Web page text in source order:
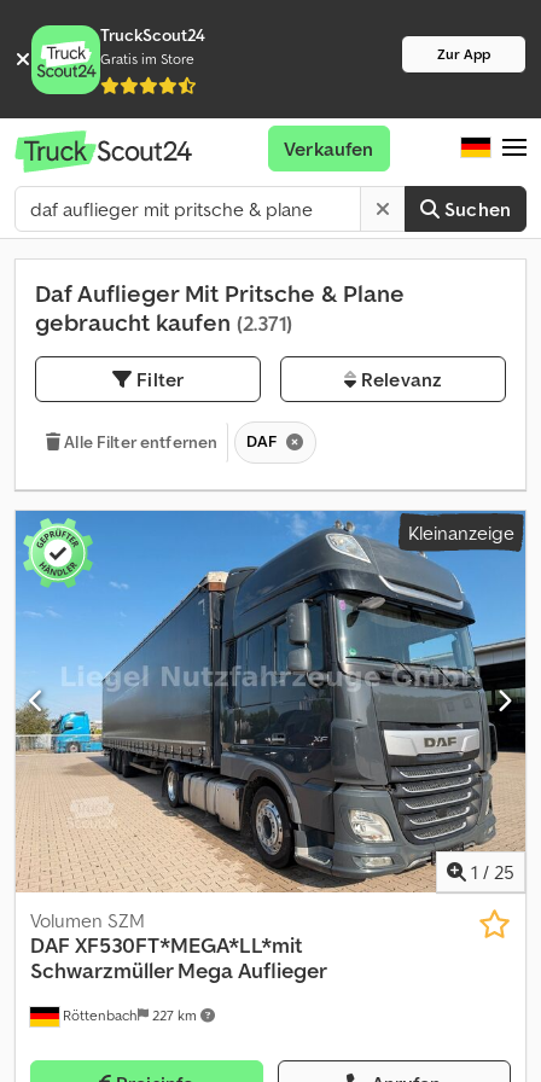
TruckScout24
Gratis im Store Zur App
Suchen
Verkaufen
Daf Auflieger Mit Pritsche & Plane
gebraucht kaufen (2.371)
Filter Relevanz
Alle Filter entfernen DAF
Kleinanzeige
1 / 25
Röttenbach 227 km
Volumen SZM
DAF XF530FT*MEGA*LL*mit
Schwarzmüller Mega Auflieger